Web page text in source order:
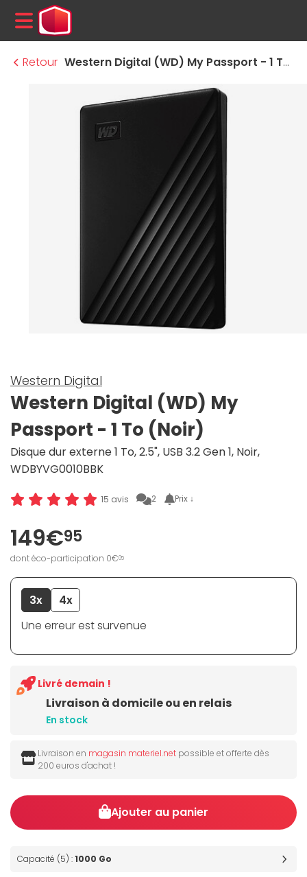
MENU
Retour
Western Digital (WD) My Passport - 1 To (Noir)
Western Digital
Western Digital (WD) My
Passport - 1 To (Noir)
Disque dur externe 1 To, 2.5", USB 3.2 Gen 1, Noir,
WDBYVG0010BBK
15 avis 2 Prix ↓
149€95
dont éco-participation 0€05
3x
4x
Une erreur est survenue
Livraison à domicile ou en relais
En stock
Livré demain !
Livraison en magasin materiel.net possible et offerte dès
200 euros d'achat !
Ajouter au panier
Capacité (5) :1000 Go